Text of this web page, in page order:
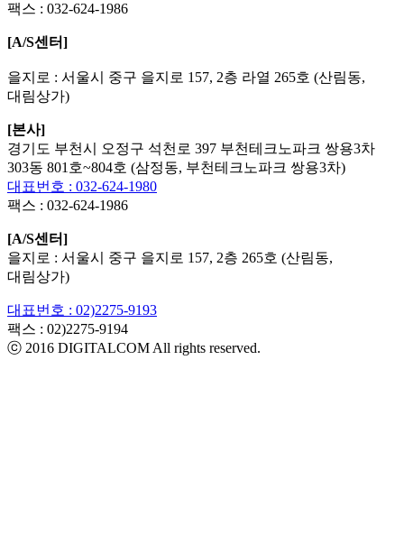
팩스 : 032-624-1986
[A/S센터]
을지로 : 서울시 중구 을지로 157, 2층 라열 265호 (산림동,
대림상가)
[본사]
경기도 부천시 오정구 석천로 397 부천테크노파크 쌍용3차
303동 801호~804호 (삼정동, 부천테크노파크 쌍용3차)
대표번호 : 032-624-1980
팩스 : 032-624-1986
[A/S센터]
을지로 : 서울시 중구 을지로 157, 2층 265호 (산림동,
대림상가)
대표번호 : 02)2275-9193
팩스 : 02)2275-9194​
ⓒ 2016 DIGITALCOM All rights reserved.